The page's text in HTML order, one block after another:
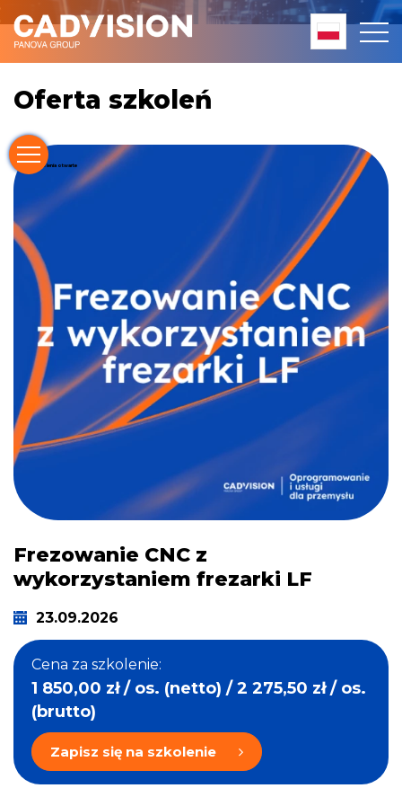
Oferta szkoleń
Szkolenia otwarte
Frezowanie CNC z
wykorzystaniem frezarki LF
23.09.2026
Cena za szkolenie:
1 850,00 zł/ os. (netto) / 2 275,50 zł/ os.
(brutto)
Zapisz się na szkolenie